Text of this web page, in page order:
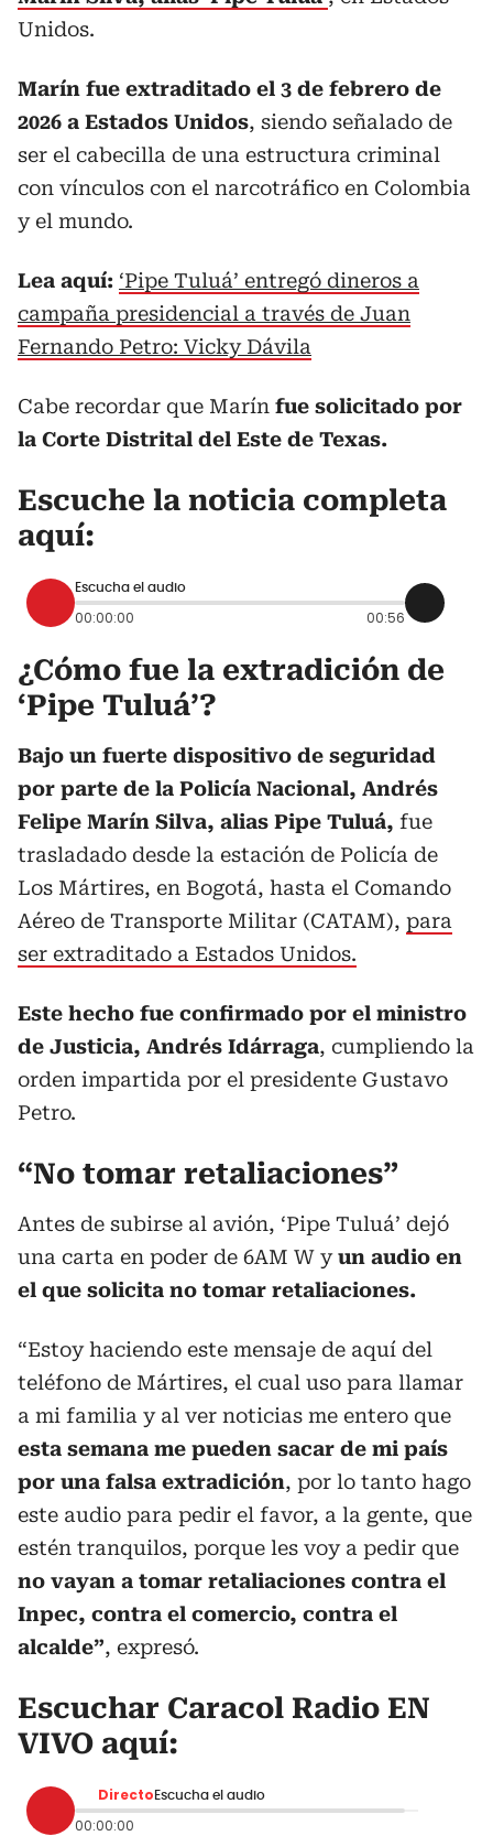
Unidos.
Marín fue extraditado el 3 de febrero de
2026 a Estados Unidos, siendo señalado de
ser el cabecilla de una estructura criminal
con vínculos con el narcotráfico en Colombia
y el mundo.
Lea aquí: ‘Pipe Tuluá’ entregó dineros a
campaña presidencial a través de Juan
Fernando Petro: Vicky Dávila
Cabe recordar que Marín fue solicitado por
la Corte Distrital del Este de Texas.
Escuche la noticia completa
aquí:
Escucha el audio
00:00:00 00:56
¿Cómo fue la extradición de
‘Pipe Tuluá’?
Bajo un fuerte dispositivo de seguridad
por parte de la Policía Nacional, Andrés
Felipe Marín Silva, alias Pipe Tuluá, fue
trasladado desde la estación de Policía de
Los Mártires, en Bogotá, hasta el Comando
Aéreo de Transporte Militar (CATAM), para
ser extraditado a Estados Unidos.
Este hecho fue confirmado por el ministro
de Justicia, Andrés Idárraga, cumpliendo la
orden impartida por el presidente Gustavo
Petro.
“No tomar retaliaciones”
Antes de subirse al avión, ‘Pipe Tuluá’ dejó
una carta en poder de 6AM W yun audio en
el que solicita no tomar retaliaciones.
“Estoy haciendo este mensaje de aquí del
teléfono de Mártires, el cual uso para llamar
a mi familia y al ver noticias me entero que
esta semana me pueden sacar de mi país
por una falsa extradición, por lo tanto hago
este audio para pedir el favor, a la gente, que
estén tranquilos, porque les voy a pedir que
no vayan a tomar retaliaciones contra el
Inpec, contra el comercio, contra el
alcalde”, expresó.
Escuchar Caracol Radio EN
VIVO aquí:
Directo Escucha el audio
00:00:00